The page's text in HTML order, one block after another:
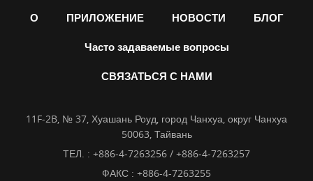
О ПРИЛОЖЕНИЕ НОВОСТИ БЛОГ
Часто задаваемые вопросы
СВЯЗАТЬСЯ С НАМИ
11F-2B, № 37, Хуашань Роуд, город Чанхуа, округ Чанхуа
50063, Тайвань
ТЕЛ. : +886-4-7263256 / +886-4-7263257
ФАКС : +886-4-7263255